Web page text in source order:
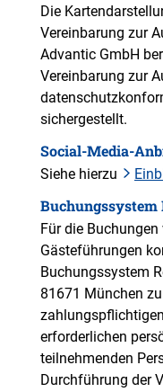
Die
Vereinbarung zur
Advantic GmbH
Vereinbarung zur
sichergestellt.
Social-Media-
Siehe hierzu
Buchungssystem
Für die
Gästeführungen
Buchungssystem
81671 München
erforderlichen
teilnehmenden
Durchführung der